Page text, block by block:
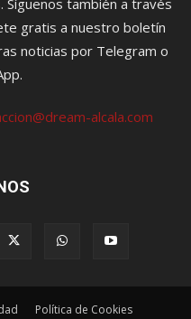
Síguenos también a través
gratis a nuestro boletín
noticias por Telegram o
alcala.com
Política de Cookies